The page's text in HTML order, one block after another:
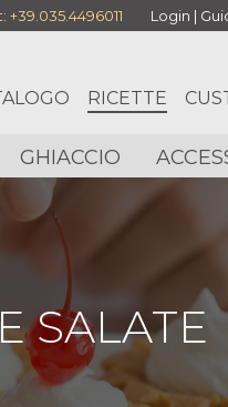
+39.035.4496011 Login |
RICETTE
GHIACCIO
SALATE